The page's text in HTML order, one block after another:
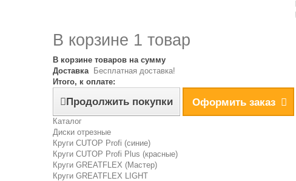
В корзине 1 товар
В корзине товаров на сумму
Доставка Бесплатная доставка!
Итого, к оплате:
Продолжить покупки Оформить заказ
Каталог
Диски отрезные
Круги CUTOP Profi (синие)
Круги CUTOP Profi Plus (красные)
Круги GREATFLEX (Мастер)
Круги GREATFLEX LIGHT